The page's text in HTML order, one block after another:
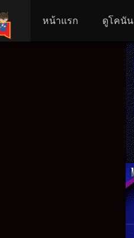
หน้าแรก ดูโคนัน